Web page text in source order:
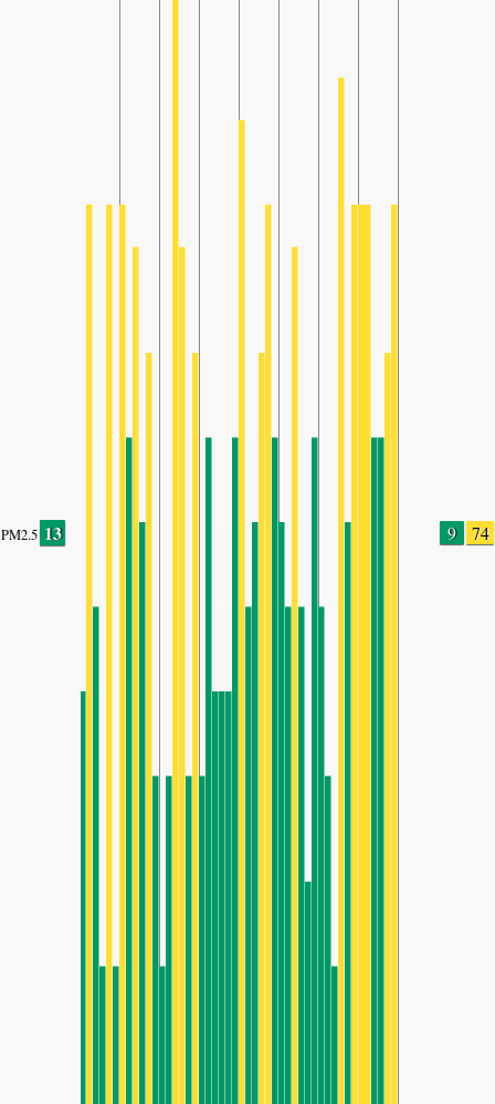
PM2.5 13 9 74